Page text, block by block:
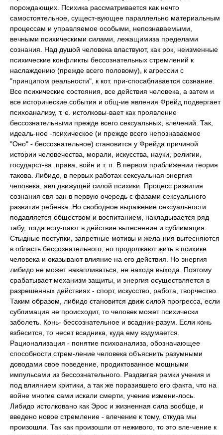
порождающих. Психика рассматривается как нечто
самостоятельное, сущест-вующее параллельно материальным
процессам и управляемое особыми, непознаваемыми,
вечными психическими силами, лежащимиза пределами
сознания. Над душой человека властвуют, как рок, неизменные
психические конфликты бессознательных стремлений к
наслаждению (прежде всего половому), к агрессии с
"принципом реальности", к кот. при-спосабливается сознание.
Все психические состояния, все действия человека, а затем и
все исторические события и общ-ие явления Фрейд подвергает
психоанализу, т. е. истолковы-вает как проявление
бессознательными прежде всего сексуальных, влечений. Так,
идеаль-ное -психическое (и прежде всего непознаваемое
"Оно" - бессознательное) становится у Фрейда причиной
истории человечества, морали, искусства, науки, религии,
государст-ва .права, войн и т. п. В первом приближении теория
такова. Либидо, в первых работах сексуальная энергия
человека, явл движущей силой психики. Процесс развития
сознания свя-зан в первую очередь с фазами сексуального
развития ребенка. Но свободное выражение сексуальности
подавляется обществом и воспитанием, накладывается ряд
табу, тогда всту-пают в действие вытеснение и сублимация.
Стыдные поступки, запретные мотивы и жела-ния вытесняются
в область бессознательного, но продолжают жить в психике
человека и оказывают влияние на его действия. Но энергия
либидо не может накапливаться, не находя выхода. Поэтому
срабатывает механизм защиты, и энергия осуществляется в
разрешенных действиях - спорт, искусство, работа, творчество.
Таким образом, либидо становится движ силой прогресса, если
сублимация не происходит, то человек может психически
заболеть. Конь- бессознательное и всадник-разум. Если конь
взбесится, то несет всадника, куда ему вздумается.
Рационализация - понятие психоанализа, обозначающее
способности стрем-ление человека объяснить разумными
доводами свое поведение, продиктованное мощными
импульсами из бессознательного. Раздвигая рамки учения и
под влиянием критики, а так же поразившего его факта, что на
войне многие сами искали смерти, учение измени-лось.
Либидо истолковано как Эрос и жизненная сила вообще, и
введено новое стремление - влечение к тому, откуда мы
произошли. Так как произошли от неживого, то это вле-чение к